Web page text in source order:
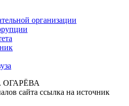
организации
ОГАРЁВА
сайта ссылка на источник